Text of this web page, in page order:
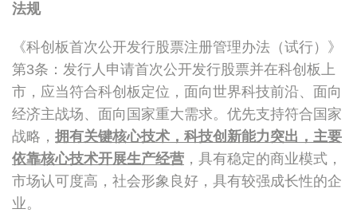
法规
《科创板首次公开发行股票注册管理办法（试行）》
第3条：发行人申请首次公开发行股票并在科创板上
市，应当符合科创板定位，面向世界科技前沿、面向
经济主战场、面向国家重大需求。优先支持符合国家
战略， 拥有关键核心技术，科技创新能力突出，主要
依靠核心技术开展生产经营 ，具有稳定的商业模式，
市场认可度高，社会形象良好，具有较强成长性的企
业。